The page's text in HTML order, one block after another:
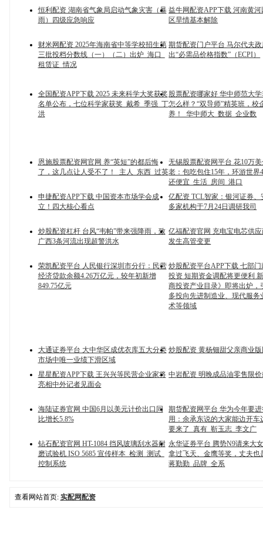
恒利配资 湖南省气象局启动气象灾害（暴
雨）四级应急响应
益牛网配资APP下载 河南黄
区旱情基本解除
财米网配资 2025年海南省中等学校招生第
三批投档分数线（一）（二）出炉_海口_
租赁证_情况
期货配资门户平台 马尔代夫
出“必需品价格指数”（ECPI）
全国配资APP下载 2025 未来科学大奖获奖
名单公布，七位科学家获奖_戴希_季强_丁
洪
股票配资哪家好 华中师范大
怎么样？“双导师”精英班，校
养！_华中师大_数据_企业数
恩施股票配资网官网 养“英短”的都后悔
了，这几点让人受不了！_主人_东西_过英
无锡股票配资网平台 花10万
老：包吃包住15年，环游世界
还便宜_生活_房间_港口
申捷配资APP下载 中国资本市场学会成
立！四大核心看点
亿配资 TCL智家：银河证券、
多家机构于7月24日调研我司
炒股配资杠杆 台风“韦帕”带来强降雨，致
广西3条河流出现超警洪水
亿福配资官网 充电宝电芯供
发生高管变更
荣凯配资平台 人民银行深圳市分行：民营
经济贷款余额4.26万亿元，较年初新增
849.75亿元
炒股配资平台APP下载 七部
投资 短期资金调配将更便利
商投资产业目录》即将出炉，
多投向先进制造业、现代服务
术等领域
大通证券平台 大中华区成优衣库五大分类
市场中唯一业绩下滑区域
炒股配资 黄杨钿甜父亲商业
星星配资APP下载 王兴兴等民营企业家将
亮相中外记者见面会
中岩配资 明晚成品油零售限
海陆证券官网 中国6月以美元计价出口同
比增长5.8%
期货配资网平台 华为今年要
用：余承东说的大家能边开车
要来了_真有_靳玉志_李文广
钻石配资官网 HT-1084 挡风玻璃刮水器耐
磨试验机 ISO 5685 宣传样本_检测_测试_
控制系统
永华证券平台 腾势N9请来大
拿过飞天、金鹰等奖，丈夫也
蒋勤勤_品牌_全系
查看网站首页: 实配网配资